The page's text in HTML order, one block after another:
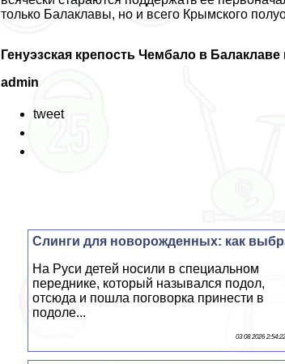
только Балаклавы, но и всего Крымского
Генуэзская крепость Чембало в
admin
tweet
Слинги для новорожденных: как
На Руси детей носили в специальном
переднике, который назывался подол,
отсюда и пошла поговорка принести в
подоле...
03 08 2026